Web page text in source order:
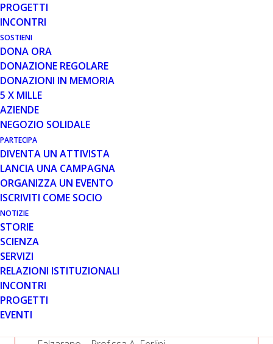
PROGETTI
INCONTRI
SOSTIENI
DONA ORA
DONAZIONE REGOLARE
DONAZIONI IN MEMORIA
5 X MILLE
AZIENDE
NEGOZIO SOLIDALE
PARTECIPA
DIVENTA UN ATTIVISTA
LANCIA UNA CAMPAGNA
ORGANIZZA UN EVENTO
ISCRIVITI COME SOCIO
NOTIZIE
STORIE
SCIENZA
SERVIZI
RELAZIONI ISTITUZIONALI
INCONTRI
PROGETTI
EVENTI
BANDI
BIOREPOSITORY DI CELLULE
STAMINALI DERIVATE DA URINE:
APPLICAZIONI IN DIAGNOSTICA
E RICERCA
IL BANDO